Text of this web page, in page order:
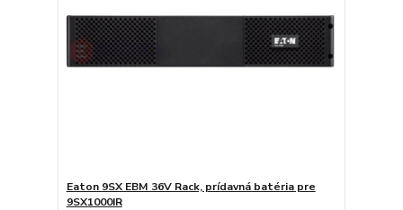
Eaton 9SX EBM 36V Rack, prídavná batéria pre
9SX1000IR